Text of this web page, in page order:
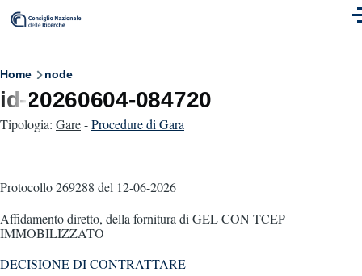
Skip to main content
Breadcrumb
Home node
id-20260604-084720
Tipologia: Gare-Procedure di Gara
Protocollo 269288 del 12-06-2026
Affidamento diretto, della fornitura di GEL CON TCEP
IMMOBILIZZATO
DECISIONE DI CONTRATTARE